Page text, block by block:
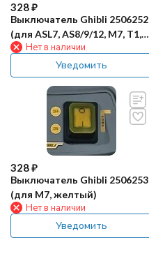
328₽
Выключатель Ghibli 2506252
(для ASL7, AS8/9/12, M7, T1,
909PLUS)
Нет в наличии
Уведомить
328₽
Выключатель Ghibli 2506253
(для M7, желтый)
Нет в наличии
Уведомить